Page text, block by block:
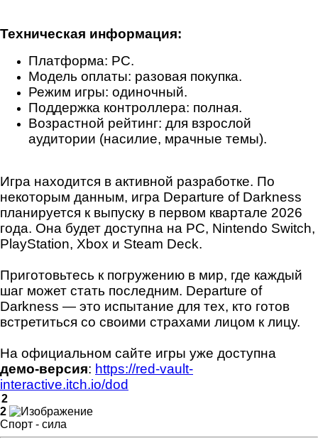
Техническая информация:
Платформа: PC.
Модель оплаты: разовая покупка.
Режим игры: одиночный.
Поддержка контроллера: полная.
Возрастной рейтинг: для взрослой
аудитории (насилие, мрачные темы).
Игра находится в активной разработке. По
некоторым данным, игра Departure of Darkness
планируется к выпуску в первом квартале 2026
года. Она будет доступна на PC, Nintendo Switch,
PlayStation, Xbox и Steam Deck.
Приготовьтесь к погружению в мир, где каждый
шаг может стать последним. Departure of
Darkness — это испытание для тех, кто готов
встретиться со своими страхами лицом к лицу.
На официальном сайте игры уже доступна
демо-версия: https://red-vault-
interactive.itch.io/dod
2
2
Спорт - сила